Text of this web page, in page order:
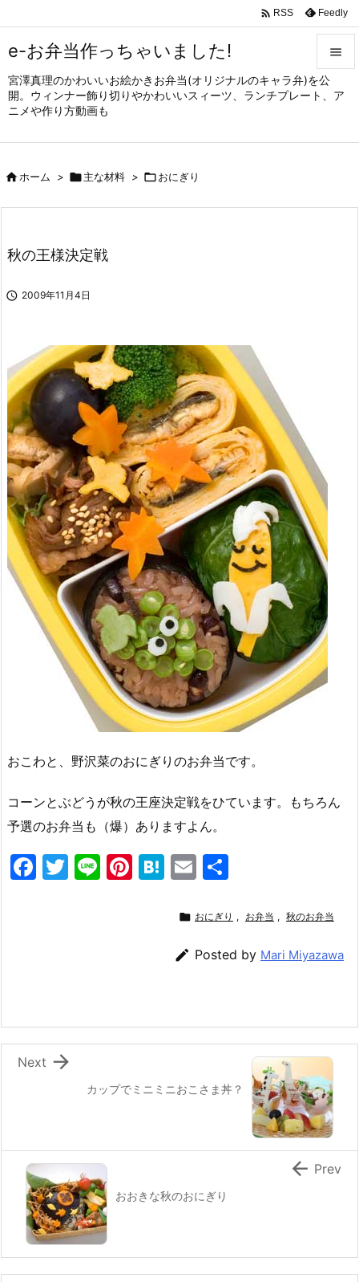
e-お弁当作っちゃいました!
宮澤真理のかわいいお絵かきお弁当(オリジナルのキャラ弁)を公
開。ウィンナー飾り切りやかわいいスィーツ、ランチプレート、ア
ニメや作り方動画も


メニュ
サイド

 RSS Feedly
ホーム > 主な材料 > おにぎり
秋の王様決定戦
 2009年11月4日
おこわと、野沢菜のおにぎりのお弁当です。
コーンとぶどうが秋の王座決定戦をひています。もちろん
予選のお弁当も（爆）ありますよん。
F
o
k
T
Li Pi H
a
E
ai
l
 おにぎり , お弁当 , 秋のお弁当
 Posted by Mari Miyazawa
カップでミニミニおこさま丼？

Next
おおきな秋のおにぎり
 Prev